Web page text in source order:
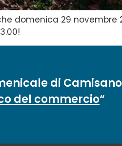
domenica 29 novembre
di
del commercio“